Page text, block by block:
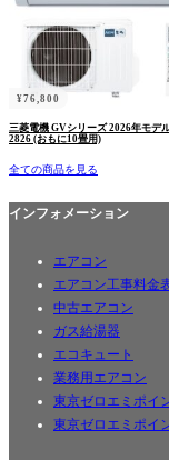
¥76,800
三菱電機 GVシリーズ 2026年モデ
2826 (おもに10畳用)
全ての商品を見る
インフォメーション
エアコン
エアコン工事料金
中古エアコン
ガス給湯器
エコキュート
業務用エアコン
東京ゼロエミポイ
東京ゼロエミポイ